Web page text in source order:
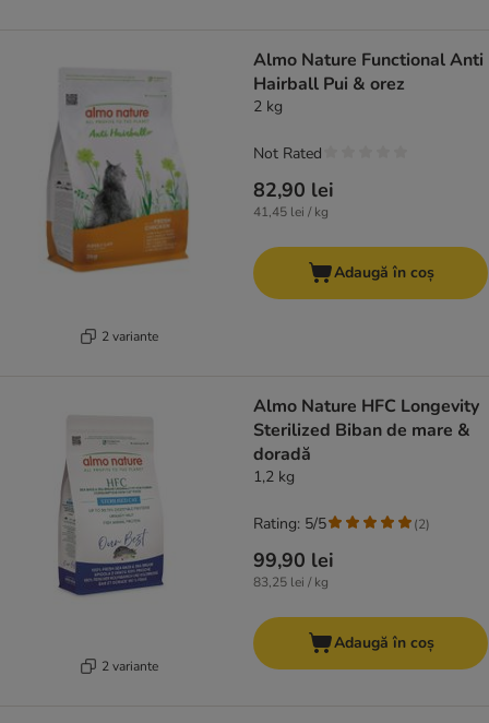
2 variante
Almo Nature Functional Anti
Hairball Pui & orez
2 kg
82,90 lei
41,45 lei / kg
Not Rated
Adaugă în coș
2 variante
Almo Nature HFC Longevity
Sterilized Biban de mare &
doradă
1,2 kg
99,90 lei
83,25 lei / kg
Rating: 5/5 (2)
Adaugă în coș